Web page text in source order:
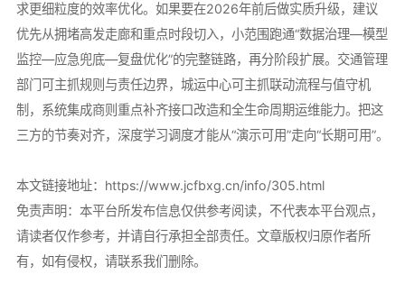
求更细粒度的效率优化。如果要在2026年前后做实质升级，建议
优先从拥堵高发走廊和重点时段切入，小范围跑通“数据治理—模型
监控—应急兜底—复盘优化”的完整链路，再分阶段扩展。交通管理
部门可主抓规则与责任边界，城运中心可主抓联动流程与值守机
制，系统集成商则重点补齐接口改造和全生命周期运维能力。把这
三方的节奏对齐，深度学习调度才能从“演示可用”走向“长期可用”。
本文链接地址： https://www.jcfbxg.cn/info/305.html
免责声明：本平台所发布信息仅供参考阅读，不代表本平台观点，
请读者仅作参考，并请自行承担全部责任。文章版权归原作者所
有，如有侵权，请联系我们删除。